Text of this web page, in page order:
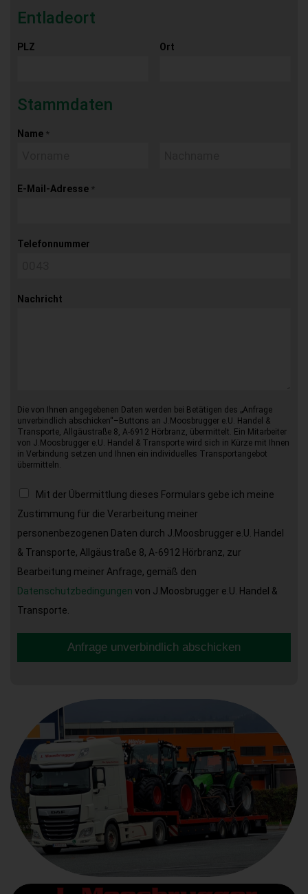
Entladeort
PLZ Ort
Stammdaten
Name *
E-Mail-Adresse *
Telefonnummer
Nachricht
Die von Ihnen angegebenen Daten werden bei Betätigen des „Anfrage
unverbindlich abschicken“–Buttons an J.Moosbrugger e.U. Handel &
Transporte, Allgäustraße 8, A-6912 Hörbranz, übermittelt. Ein Mitarbeiter
von J.Moosbrugger e.U. Handel & Transporte wird sich in Kürze mit Ihnen
in Verbindung setzen und Ihnen ein individuelles Transportangebot
übermitteln.
Mit der Übermittlung dieses Formulars gebe ich meine
Zustimmung für die Verarbeitung meiner
personenbezogenen Daten durch J.Moosbrugger e.U. Handel
& Transporte, Allgäustraße 8, A-6912 Hörbranz, zur
Bearbeitung meiner Anfrage, gemäß den
Datenschutzbedingungen von J.Moosbrugger e.U. Handel &
Transporte.
Anfrage unverbindlich abschicken